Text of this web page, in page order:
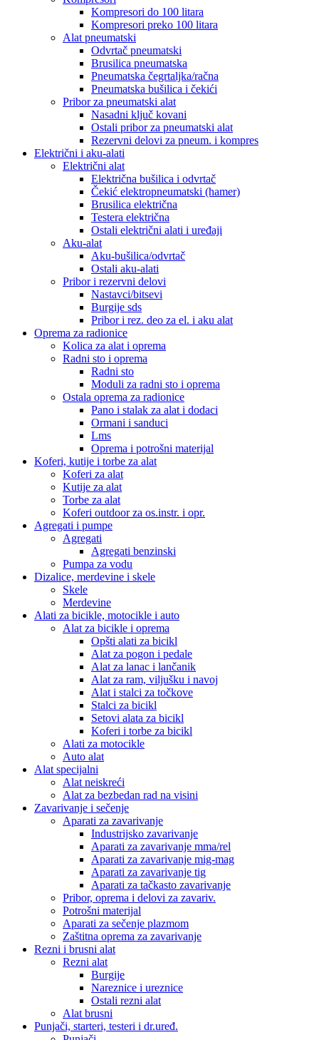
Kompresori do 100 litara
Kompresori preko 100 litara
Alat pneumatski
Odvrtač pneumatski
Brusilica pneumatska
Pneumatska čegrtaljka/račna
Pneumatska bušilica i čekići
Pribor za pneumatski alat
Nasadni ključ kovani
Ostali pribor za pneumatski alat
Rezervni delovi za pneum. i kompres
Električni i aku-alati
Električni alat
Električna bušilica i odvrtač
Čekić elektropneumatski (hamer)
Brusilica električna
Testera električna
Ostali električni alati i uređaji
Aku-alat
Aku-bušilica/odvrtač
Ostali aku-alati
Pribor i rezervni delovi
Nastavci/bitsevi
Burgije sds
Pribor i rez. deo za el. i aku alat
Oprema za radionice
Kolica za alat i oprema
Radni sto i oprema
Radni sto
Moduli za radni sto i oprema
Ostala oprema za radionice
Pano i stalak za alat i dodaci
Ormani i sanduci
Lms
Oprema i potrošni materijal
Koferi, kutije i torbe za alat
Koferi za alat
Kutije za alat
Torbe za alat
Koferi outdoor za os.instr. i opr.
Agregati i pumpe
Agregati
Agregati benzinski
Pumpa za vodu
Dizalice, merdevine i skele
Skele
Merdevine
Alati za bicikle, motocikle i auto
Alat za bicikle i oprema
Opšti alati za bicikl
Alat za pogon i pedale
Alat za lanac i lančanik
Alat za ram, viljušku i navoj
Alat i stalci za točkove
Stalci za bicikl
Setovi alata za bicikl
Koferi i torbe za bicikl
Alati za motocikle
Auto alat
Alat specijalni
Alat neiskreći
Alat za bezbedan rad na visini
Zavarivanje i sečenje
Aparati za zavarivanje
Industrijsko zavarivanje
Aparati za zavarivanje mma/rel
Aparati za zavarivanje mig-mag
Aparati za zavarivanje tig
Aparati za tačkasto zavarivanje
Pribor, oprema i delovi za zavariv.
Potrošni materijal
Aparati za sečenje plazmom
Zaštitna oprema za zavarivanje
Rezni i brusni alat
Rezni alat
Burgije
Nareznice i ureznice
Ostali rezni alat
Alat brusni
Punjači, starteri, testeri i dr.uređ.